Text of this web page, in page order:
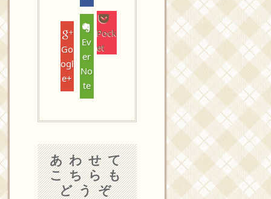
Go
ogl
e+
Ev
er
No
te
Pock
et
あわせて
こちらも
どうぞ